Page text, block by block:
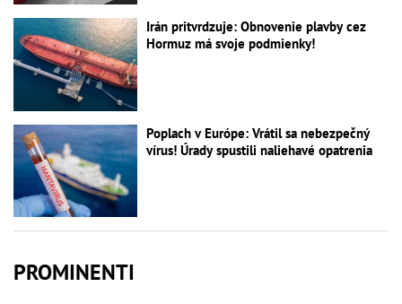
Irán pritvrdzuje: Obnovenie plavby cez
Hormuz má svoje podmienky!
Poplach v Európe: Vrátil sa nebezpečný
vírus! Úrady spustili naliehavé opatrenia
PROMINENTI